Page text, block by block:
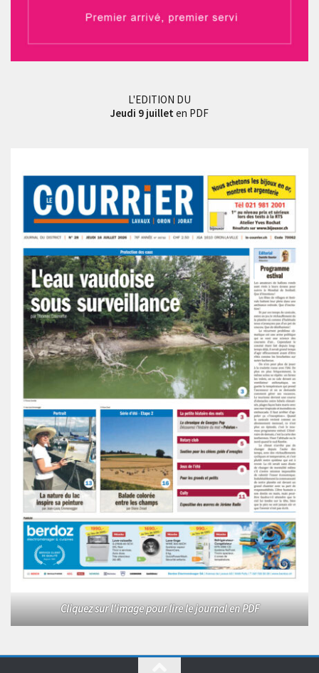
L'EDITION DU
Jeudi 9 juillet en PDF
Cliquez sur l'image pour lire le journal en PDF